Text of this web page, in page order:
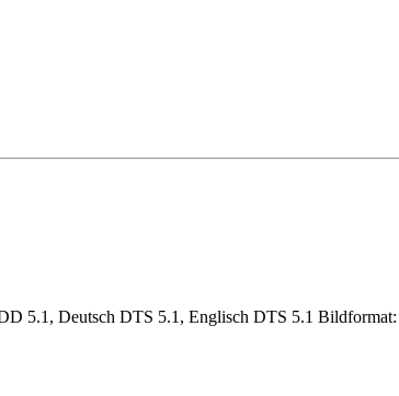
5.1, Deutsch DTS 5.1, Englisch DTS 5.1